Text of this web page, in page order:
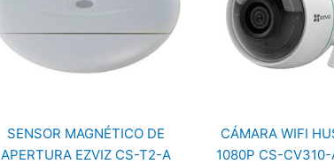
SENSOR MAGNÉTICO DE
APERTURA EZVIZ CS-T2-A
CÁMARA WIFI
1080P CS-